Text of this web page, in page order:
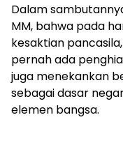
Dalam
MM, bahwa pada
kesaktian
pernah ada
juga menekankan
sebagai dasar
elemen bangsa.